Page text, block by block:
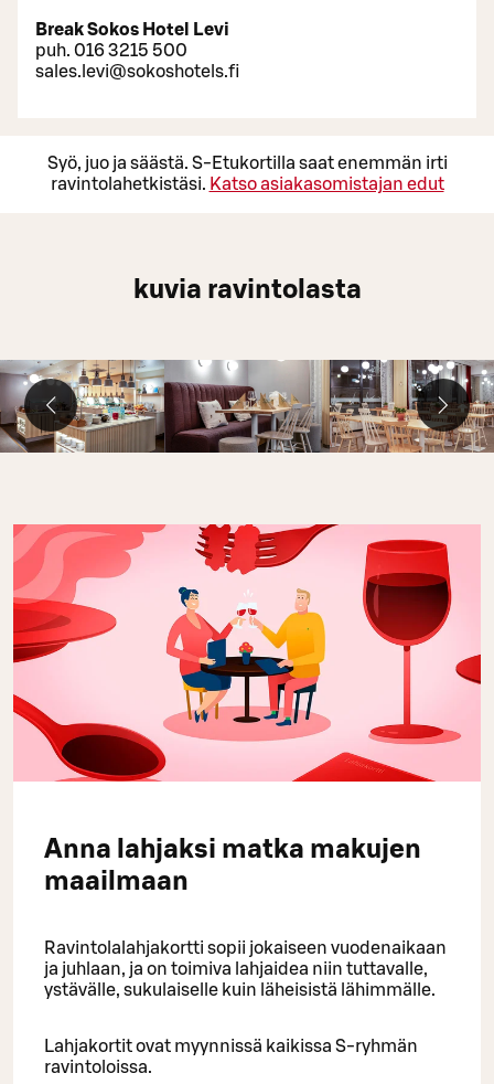
Break Sokos Hotel Levi
puh. 016 3215 500
sales.levi@sokoshotels.fi
Syö, juo ja säästä. S-Etukortilla saat enemmän irti
ravintolahetkistäsi. Katso asiakasomistajan edut
kuvia ravintolasta
Anna lahjaksi matka makujen
maailmaan
Ravintolalahjakortti sopii jokaiseen vuodenaikaan
ja juhlaan, ja on toimiva lahjaidea niin tuttavalle,
ystävälle, sukulaiselle kuin läheisistä lähimmälle.
Lahjakortit ovat myynnissä kaikissa S-ryhmän
ravintoloissa.